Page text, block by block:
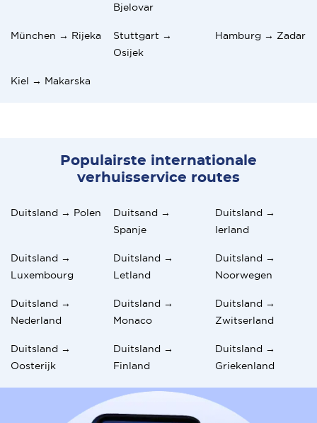
Bjelovar
München → Rijeka
Stuttgart →
Osijek
Hamburg → Zadar
Kiel → Makarska
Populairste internationale
verhuisservice routes
Duitsland → Polen
Duitsand →
Spanje
Duitsland →
Ierland
Duitsland →
Luxembourg
Duitsland →
Letland
Duitsland →
Noorwegen
Duitsland →
Nederland
Duitsland →
Monaco
Duitsland →
Zwitserland
Duitsland →
Oosterijk
Duitsland →
Finland
Duitsland →
Griekenland